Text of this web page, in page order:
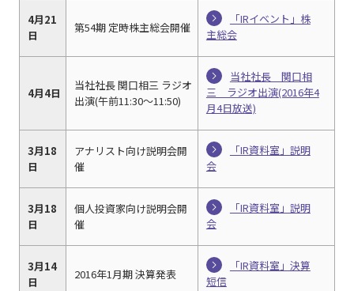
4月21
日
第54期 定時株主総会開催
「IRイベント」株
主総会
4月4日
当社社長 関口相三 ラジオ
出演(午前11:30～11:50)
当社社長 関口相
三 ラジオ出演(2016年4
月4日放送)
3月18
日
アナリスト向け説明会開
催
「IR資料室」説明
会
3月18
日
個人投資家向け説明会開
催
「IR資料室」説明
会
3月14
日
2016年1月期 決算発表
「IR資料室」決算
短信